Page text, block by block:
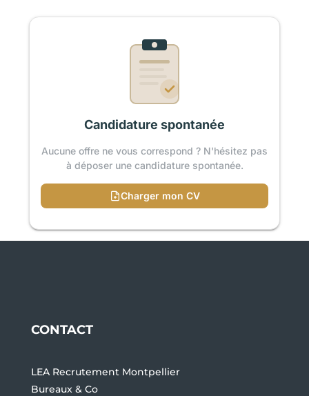
Candidature spontanée
Aucune offre ne vous correspond ? N'hésitez pas
à déposer une candidature spontanée.
Charger mon CV
CONTACT
LEA Recrutement Montpellier
Bureaux & Co